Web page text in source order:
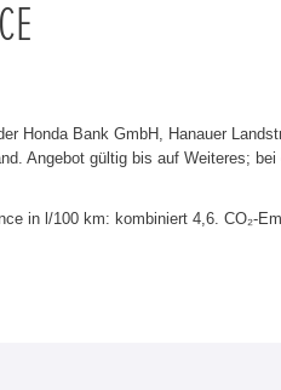
Honda Bank GmbH, Hanauer
Angebot gültig bis auf Weiteres;
in l/100 km: kombiniert 4,6. CO₂-